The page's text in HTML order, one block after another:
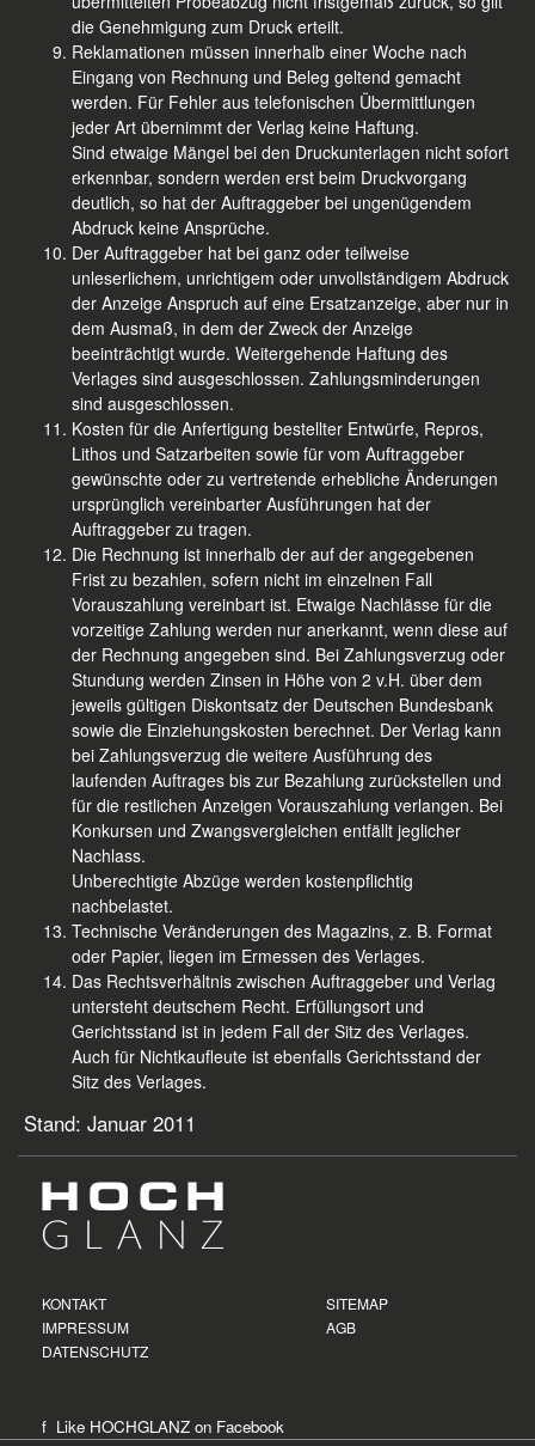
die Genehmigung zum Druck erteilt.
Reklamationen müssen innerhalb einer Woche nach
Eingang von Rechnung und Beleg geltend gemacht
werden. Für Fehler aus telefonischen Übermittlungen
jeder Art übernimmt der Verlag keine Haftung.
Sind etwaige Mängel bei den Druckunterlagen nicht sofort
erkennbar, sondern werden erst beim Druckvorgang
deutlich, so hat der Auftraggeber bei ungenügendem
Abdruck keine Ansprüche.
Der Auftraggeber hat bei ganz oder teilweise
unleserlichem, unrichtigem oder unvollständigem Abdruck
der Anzeige Anspruch auf eine Ersatzanzeige, aber nur in
dem Ausmaß, in dem der Zweck der Anzeige
beeinträchtigt wurde. Weitergehende Haftung des
Verlages sind ausgeschlossen. Zahlungsminderungen
sind ausgeschlossen.
Kosten für die Anfertigung bestellter Entwürfe, Repros,
Lithos und Satzarbeiten sowie für vom Auftraggeber
gewünschte oder zu vertretende erhebliche Änderungen
ursprünglich vereinbarter Ausführungen hat der
Auftraggeber zu tragen.
Die Rechnung ist innerhalb der auf der angegebenen
Frist zu bezahlen, sofern nicht im einzelnen Fall
Vorauszahlung vereinbart ist. Etwaige Nachlässe für die
vorzeitige Zahlung werden nur anerkannt, wenn diese auf
der Rechnung angegeben sind. Bei Zahlungsverzug oder
Stundung werden Zinsen in Höhe von 2 v.H. über dem
jeweils gültigen Diskontsatz der Deutschen Bundesbank
sowie die Einziehungskosten berechnet. Der Verlag kann
bei Zahlungsverzug die weitere Ausführung des
laufenden Auftrages bis zur Bezahlung zurückstellen und
für die restlichen Anzeigen Vorauszahlung verlangen. Bei
Konkursen und Zwangsvergleichen entfällt jeglicher
Nachlass.
Unberechtigte Abzüge werden kostenpflichtig
nachbelastet.
Technische Veränderungen des Magazins, z. B. Format
oder Papier, liegen im Ermessen des Verlages.
Das Rechtsverhältnis zwischen Auftraggeber und Verlag
untersteht deutschem Recht. Erfüllungsort und
Gerichtsstand ist in jedem Fall der Sitz des Verlages.
Auch für Nichtkaufleute ist ebenfalls Gerichtsstand der
Sitz des Verlages.
Stand: Januar 2011
KONTAKT
SITEMAP
IMPRESSUM
AGB
DATENSCHUTZ
f Like HOCHGLANZ on Facebook